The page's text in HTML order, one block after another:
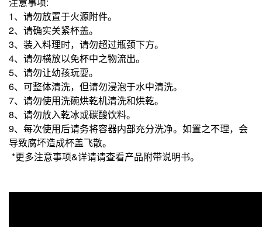
1、请勿放置于火源附件。
2、请确实关紧杯盖。
3、装入料理时，请勿超过瓶颈下方。
4、请勿横放以免杯中之物流出。
5、请勿让幼孩玩耍。
6、可整体清洗，但请勿浸泡于水中清洗。
7、请勿使用洗碗烘乾机清洗和烘乾。
8、请勿放入乾冰或碳酸饮料。
9、每次使用后请务将容器内部充分洗净。如置之不理，会
导致腐坏造成杯盖飞散。
*更多注意事项&详请请查看产品附带说明书。